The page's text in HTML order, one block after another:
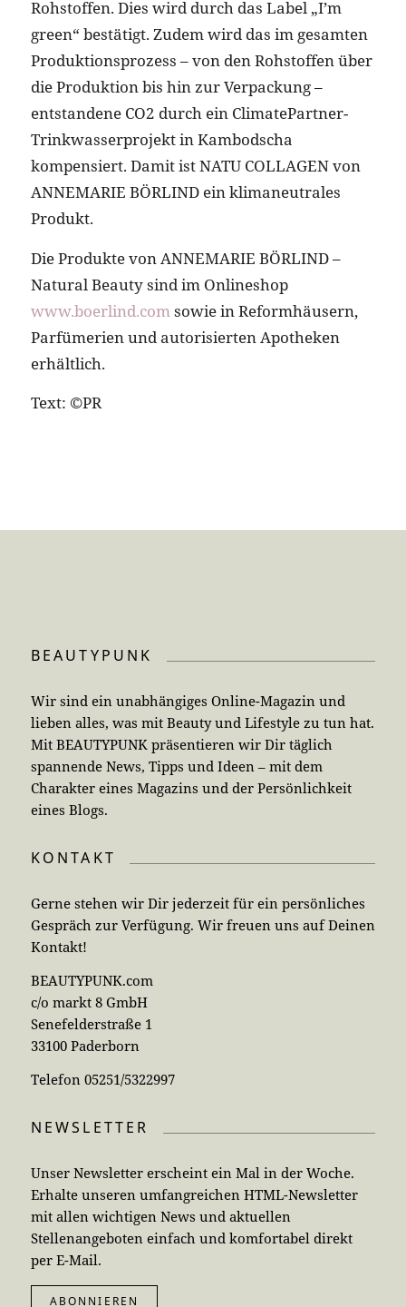
Rohstoffen. Dies wird durch das Label „I’m
green“ bestätigt. Zudem wird das im gesamten
Produktionsprozess – von den Rohstoffen über
die Produktion bis hin zur Verpackung –
entstandene CO2 durch ein ClimatePartner-
Trinkwasserprojekt in Kambodscha
kompensiert. Damit ist NATU COLLAGEN von
ANNEMARIE BÖRLIND ein klimaneutrales
Produkt.
Die Produkte von ANNEMARIE BÖRLIND –
Natural Beauty sind im Onlineshop
www.boerlind.comsowie in Reformhäusern,
Parfümerien und autorisierten Apotheken
erhältlich.
Text: ©PR
BEAUTYPUNK
Wir sind ein unabhängiges Online-Magazin und
lieben alles, was mit Beauty und Lifestyle zu tun hat.
Mit BEAUTYPUNK präsentieren wir Dir täglich
spannende News, Tipps und Ideen – mit dem
Charakter eines Magazins und der Persönlichkeit
eines Blogs.
KONTAKT
Gerne stehen wir Dir jederzeit für ein persönliches
Gespräch zur Verfügung. Wir freuen uns auf Deinen
Kontakt!
BEAUTYPUNK.com
c/o markt 8 GmbH
Senefelderstraße 1
33100 Paderborn
Telefon 05251/5322997
NEWSLETTER
Unser Newsletter erscheint ein Mal in der Woche.
Erhalte unseren umfangreichen HTML-Newsletter
mit allen wichtigen News und aktuellen
Stellenangeboten einfach und komfortabel direkt
per E-Mail.
ABONNIEREN